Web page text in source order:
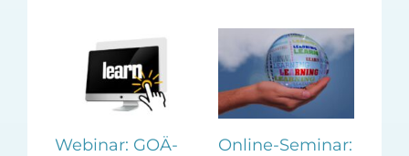
Webinar: GOÄ-
Online-Seminar: